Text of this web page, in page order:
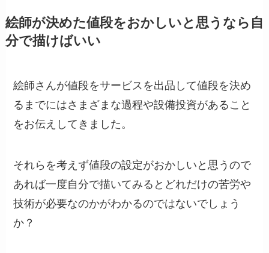
絵師が決めた値段をおかしいと思うなら自
分で描けばいい
絵師さんが値段をサービスを出品して値段を決め
るまでにはさまざまな過程や設備投資があること
をお伝えしてきました。
それらを考えず値段の設定がおかしいと思うので
あれば一度自分で描いてみるとどれだけの苦労や
技術が必要なのかがわかるのではないでしょう
か？